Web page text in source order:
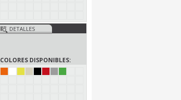
DETALLES
COLORES DISPONIBLES: